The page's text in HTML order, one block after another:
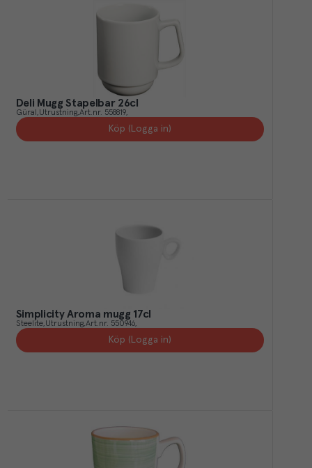
Deli Mugg Stapelbar 26cl
Güral Utrustning Art.nr. 558819
Köp (Logga in)
Simplicity Aroma mugg 17cl
Steelite Utrustning Art.nr. 550946
Köp (Logga in)